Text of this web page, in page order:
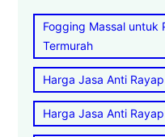
Fogging Massal untuk
Termurah
Harga Jasa Anti Rayap
Harga Jasa Anti